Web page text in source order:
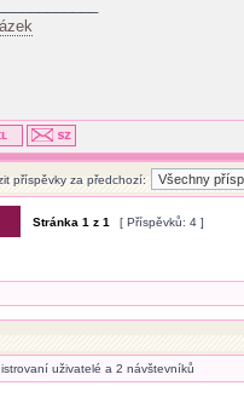
příspěvky za předchozí:
Stránka1 z1 [ Příspěvků: 4 ]
uživatelé a 2 návštevníků